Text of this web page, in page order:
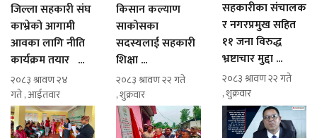
जिल्ला सहकारी संघ
काभ्रेको आगामी
आवका लागि नीति
कार्यक्रम तयार ...
२०८३ श्रावण २४
गते , आईतवार
किसान कल्याण
साकोसका
सदस्यलाई सहकारी
शिक्षा ...
२०८३ श्रावण २२ गते
, शुक्रवार
सहकारीका संचालक
र नगरप्रमुख सहित
११ जना विरुद्ध
भ्रष्टाचार मुद्दा ...
२०८३ श्रावण २२ गते
, शुक्रवार